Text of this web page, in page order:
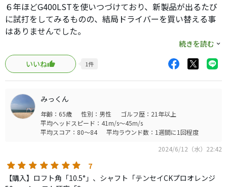
６年ほどG400LSTを使いつづけており、新製品が出るたび
に試打をしてみるものの、結局ドライバーを買い替える事
はありませんでした。
先日、テーラーのドライバーで何故かSIM2系だけ打った事
に気付き、中古ショップでレンタルして練習場で試打して
みたところ、一発目からナイスショットでとっても打ち易
い！
飛距離はG400LSTと同程度ですが、ヘッド特性かシャフト
の影響か分かりませんが、とにかく球が散らからない！
打音も大人しい目で全く問題無し。
ユピテルの計測器ですが、ミート率も1.4超連発で、思わず
久しぶりのエース交代になるかは何度かラウンドしてから
判断になると思いますが、次のラウンドが楽しみになりま
した。
続きを読む
いいね
1件
みっくん
年齢：65歳 性別：男性
ゴルフ歴：21年以上
平均ヘッドスピード：41m/s～45m/s
平均スコア：80～84
平均ラウンド数：1週間に1回程度
2024/6/12（水）22:42
7
【購入】ロフト角「10.5°」、シャフト「テンセイCKプロオレンジ